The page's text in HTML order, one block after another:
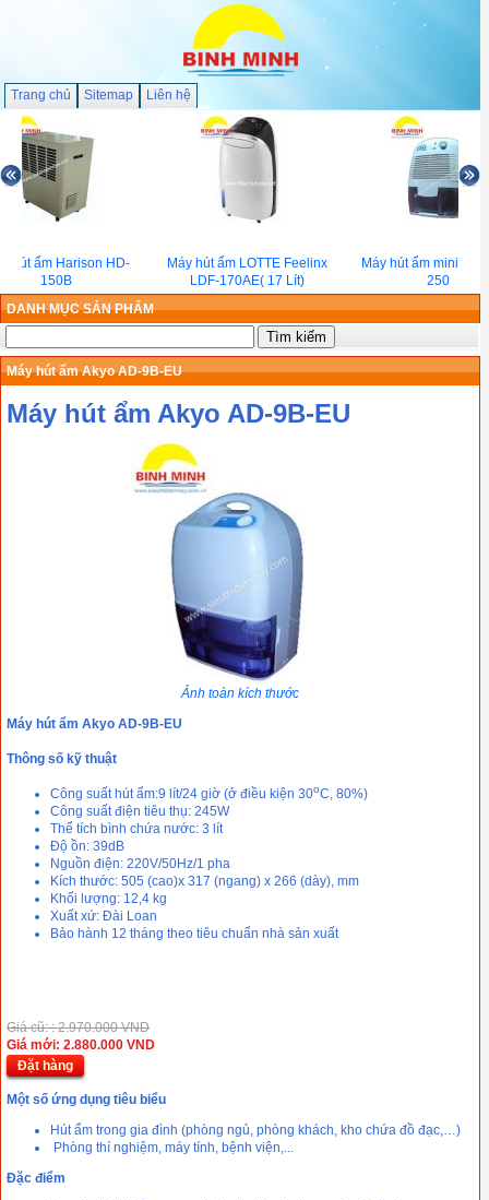
Trang chủ Sitemap Liên hệ
hút ẩm Harison HD-
150B
Máy hút ẩm LOTTE Feelinx
LDF-170AE( 17 Lít)
Máy hút ẩm mini
250
DANH MỤC SẢN PHẨM
Máy hút ẩm Akyo AD-9B-EU
Máy hút ẩm Akyo AD-9B-EU
Ảnh toàn kích thước
Máy hút ẩm Akyo AD-9B-EU
Thông số kỹ thuật
Công suất hút ẩm:9 lít/24 giờ (ở điều kiện 30oC, 80%)
Công suất điện tiêu thụ: 245W
Thể tích bình chứa nước: 3 lít
Độ ồn: 39dB
Nguồn điện: 220V/50Hz/1 pha
Kích thước: 505 (cao)x 317 (ngang) x 266 (dày), mm
Khối lượng: 12,4 kg
Xuất xứ: Đài Loan
Bảo hành 12 tháng theo tiêu chuẩn nhà sản xuất
Giá cũ: : 2.970.000 VND
Giá mới: 2.880.000 VND
Đặt hàng
Một số ứng dụng tiêu biểu
Hút ẩm trong gia đình (phòng ngủ, phòng khách, kho chứa đồ đạc,…)
Phòng thí nghiệm, máy tính, bệnh viện,...
Đặc điểm